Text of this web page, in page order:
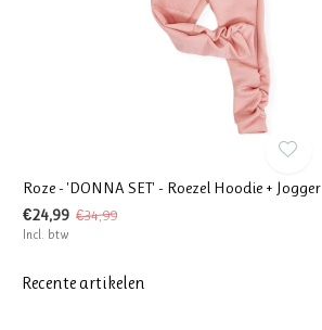
Roze - 'DONNA SET' - Roezel Hoodie + Jogger
€24,99 €34,99
Incl. btw
Recente artikelen